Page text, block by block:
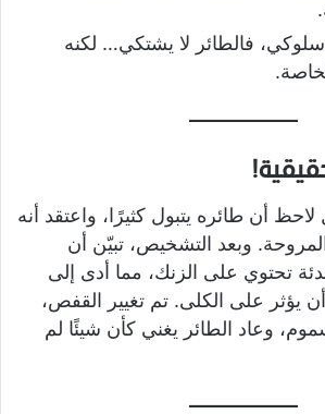
سلوكي، فالطائر لا يشتكي… لكنه
أن طائره يتبول كثيرًا، واعتقد أنه
وبعد التشخيص، تبيّن أن
تحتوي على الزنك، مما أدى إلى
يؤثر على الكلى. تم تغيير القفص،
وعاد الطائر يغني كأن شيئًا لم